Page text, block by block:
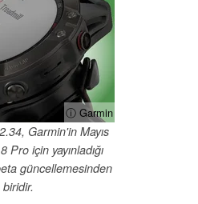
ⓘ Garmin
Garmin'in Mayıs
Pro için yayınladığı
güncellemesinden
biridir.